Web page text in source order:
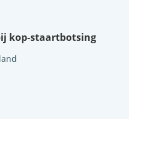
kop-staartbotsing